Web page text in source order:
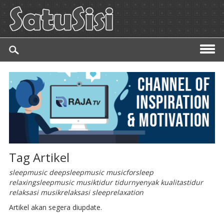
Tag Artikel
sleepmusic deepsleepmusic musicforsleep
relaxingsleepmusic musiktidur tidurnyenyak kualitastidur
relaksasi musikrelaksasi sleeprelaxation
Artikel akan segera diupdate.